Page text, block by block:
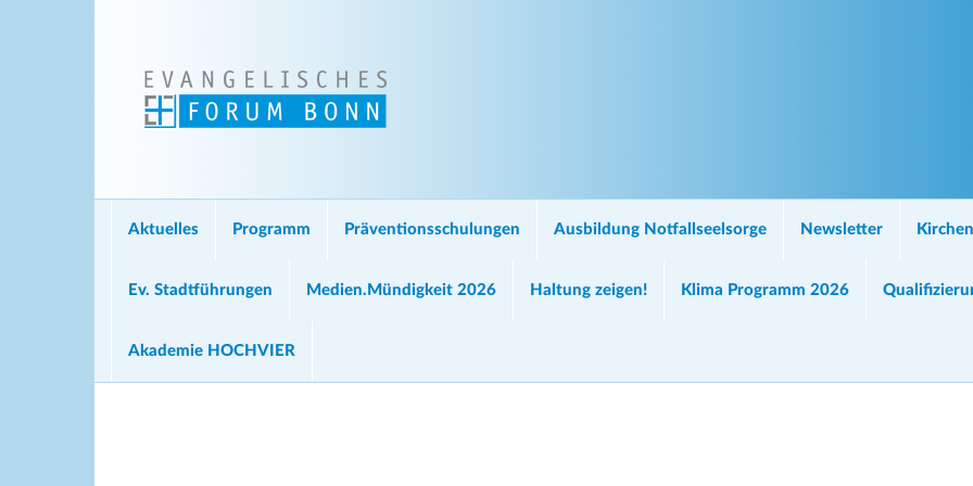
Aktuelles Programm Präventionsschulungen Ausbildung Notfallseelsorge Newsletter
Ev. Stadtführungen Medien.Mündigkeit 2026 Haltung zeigen! Klima Programm 2026
Akademie HOCHVIER